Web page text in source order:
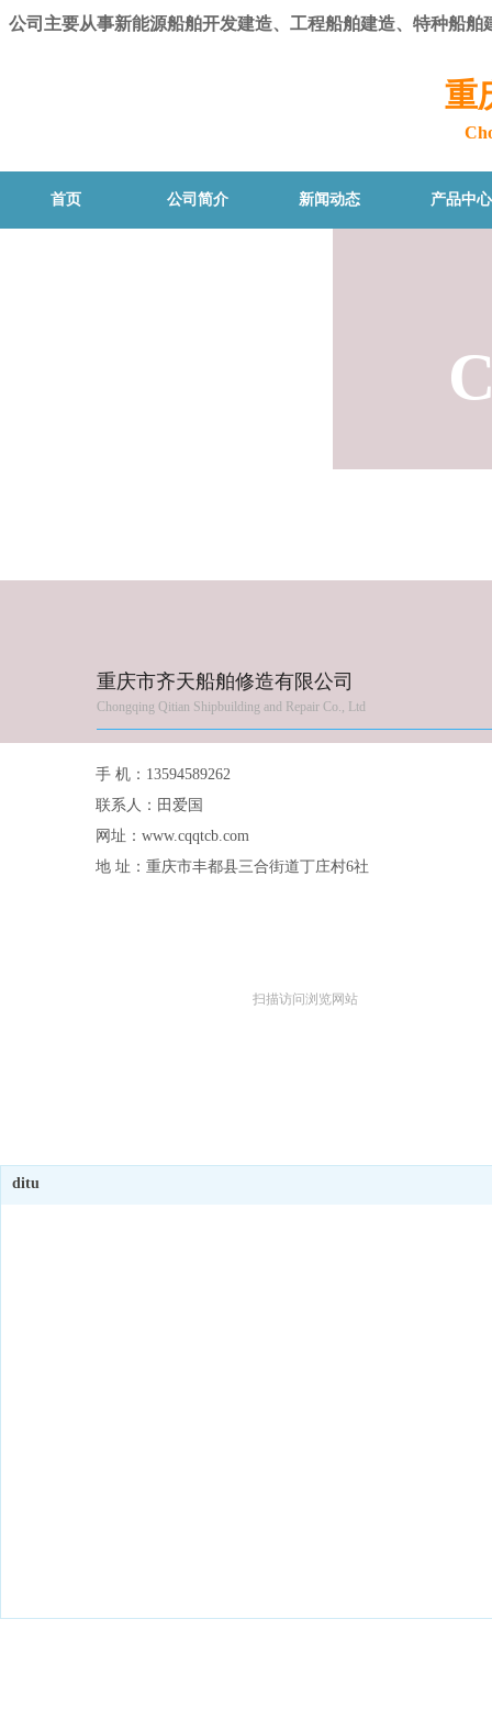
重
公司主要从事新能源船舶开发建造、工程船舶建造、特种船
首页 公司简介 新闻动态 产品中心
重庆市齐天船舶修造有限公司
Chongqing Qitian Shipbuilding and Repair Co., Ltd
手 机：13594589262
联系人：田爱国
网址：www.cqqtcb.com
地 址：重庆市丰都县三合街道丁庄村6社
扫描访问浏览网站
ditu